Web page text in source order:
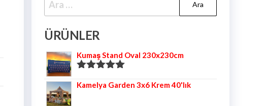
ÜRÜNLER
Kumaş Stand Oval 230x230cm
5.00oy aldı
Kamelya Garden 3x6 Krem 40'lık